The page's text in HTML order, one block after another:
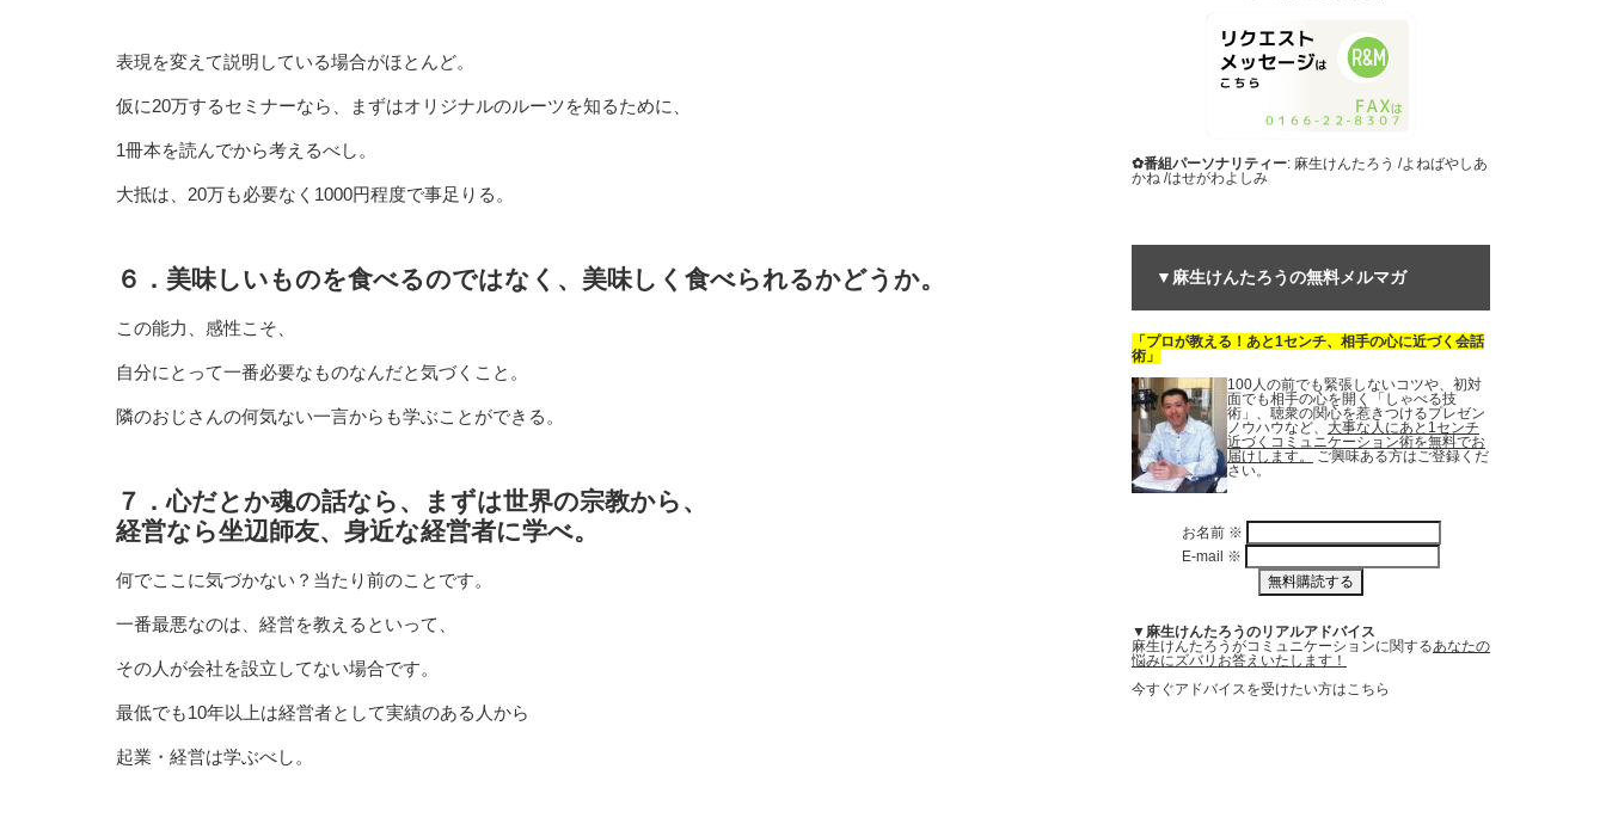
表現を変えて説明している場合がほとんど。
仮に20万するセミナーなら、まずはオリジナルのルーツを知るために、
1冊本を読んでから考えるべし。
大抵は、20万も必要なく1000円程度で事足りる。
６．美味しいものを食べるのではなく、美味しく食べられるかどうか。
この能力、感性こそ、
自分にとって一番必要なものなんだと気づくこと。
隣のおじさんの何気ない一言からも学ぶことができる。
７．心だとか魂の話なら、まずは世界の宗教から、
経営なら坐辺師友、身近な経営者に学べ。
何でここに気づかない？当たり前のことです。
一番最悪なのは、経営を教えるといって、
その人が会社を設立してない場合です。
最低でも10年以上は経営者として実績のある人から
起業・経営は学ぶべし。
✿番組パーソナリティー: 麻生けんたろう /よねばやしあ
かね /はせがわよしみ
▼麻生けんたろうの無料メルマガ
「プロが教える！あと1センチ、相手の心に近づく会話
術」
100人の前でも緊張しないコツや、初対
面でも相手の心を開く「しゃべる技
術」、聴衆の関心を惹きつけるプレゼン
ノウハウなど、 大事な人にあと1センチ
近づくコミュニケーション術を無料でお
届けします。
ご興味ある方はご登録くだ
さい。
お名前 ※
E-mail ※
▼麻生けんたろうのリアルアドバイス
麻生けんたろうがコミュニケーションに関するあなたの
悩みにズバリお答えいたします！
今すぐアドバイスを受けたい方はこちら